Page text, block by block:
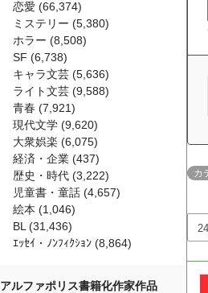
カ
恋愛 (66,374)
ミステリー (5,380)
ホラー (8,508)
SF (6,738)
キャラ文芸 (5,636)
ライト文芸 (9,588)
青春 (7,921)
現代文学 (9,620)
大衆娯楽 (6,075)
経済・企業 (437)
歴史・時代 (3,222)
児童書・童話 (4,657)
絵本 (1,046)
BL (31,436)
ｴｯｾｲ・ﾉﾝﾌｨｸｼｮﾝ (8,864)
アルファポリス書籍化作家作品